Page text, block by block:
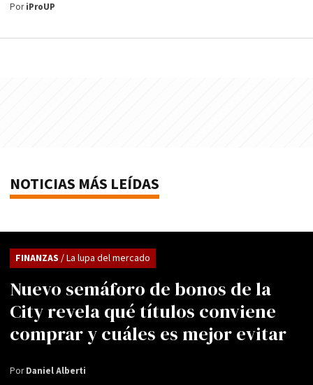
PoriProUP
NOTICIAS MÁS LEÍDAS
Nuevo semáforo de bonos de la
City revela qué títulos conviene
comprar y cuáles es mejor evitar
FINANZAS / La lupa del mercado
PorDaniel Alberti